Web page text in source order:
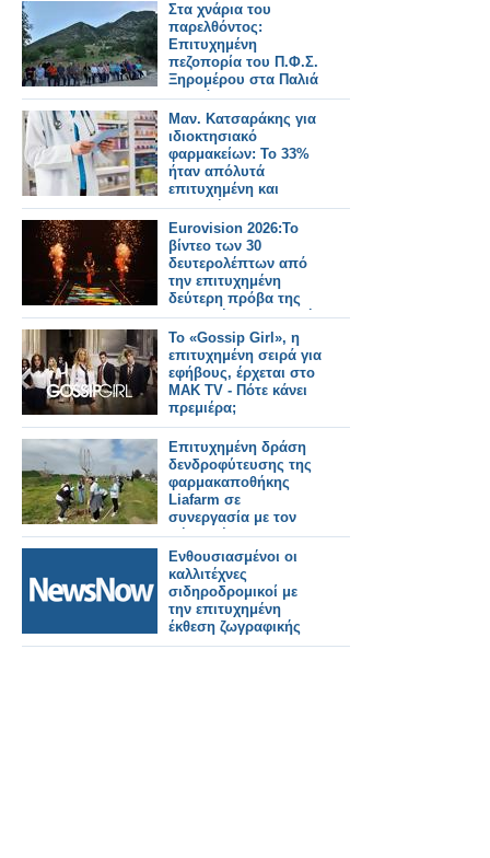
Στα χνάρια του
παρελθόντος:
Επιτυχημένη
πεζοπορία του Π.Φ.Σ.
Ξηρομέρου στα Παλιά
Αχυρά
Μαν. Κατσαράκης για
ιδιοκτησιακό
φαρμακείων: Το 33%
ήταν απόλυτά
επιτυχημένη και
κομβική
μεταρρύθμιση
Eurovision 2026:Το
βίντεο των 30
δευτερολέπτων από
την επιτυχημένη
δεύτερη πρόβα της
ελληνικής συμμετοχής
Το «Gossip Girl», η
επιτυχημένη σειρά για
εφήβους, έρχεται στο
ΜΑΚ TV - Πότε κάνει
πρεμιέρα;
Επιτυχημένη δράση
δενδροφύτευσης της
φαρμακαποθήκης
Liafarm σε
συνεργασία με τον
Δήμο Θέρμης
Ενθουσιασμένοι οι
καλλιτέχνες
σιδηροδρομικοί με
την επιτυχημένη
έκθεση ζωγραφικής